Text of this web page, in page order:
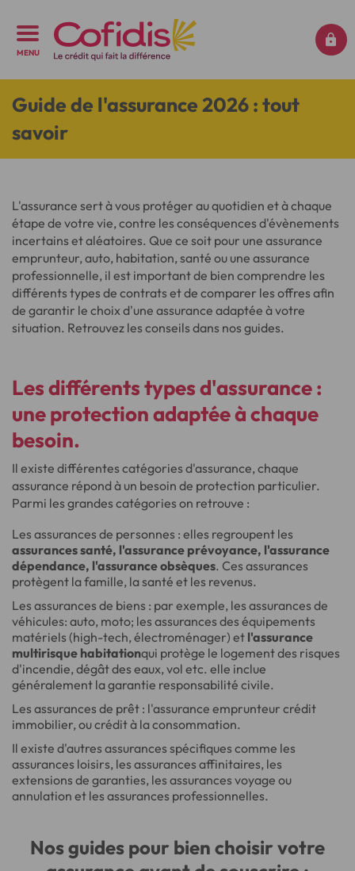
MENU
Guide de l'assurance 2026 : tout
savoir
L'assurance sert à vous protéger au quotidien et à chaque
étape de votre vie, contre les conséquences d'évènements
incertains et aléatoires. Que ce soit pour une assurance
emprunteur, auto, habitation, santé ou une assurance
professionnelle, il est important de bien comprendre les
différents types de contrats et de comparer les offres afin
de garantir le choix d'une assurance adaptée à votre
situation. Retrouvez les conseils dans nos guides.
Les différents types d'assurance :
une protection adaptée à chaque
besoin.
Il existe différentes catégories d'assurance, chaque
assurance répond à un besoin de protection particulier.
Parmi les grandes catégories on retrouve :
Les assurances de personnes : elles regroupent les
assurances santé, l'assurance prévoyance, l'assurance
dépendance, l'assurance obsèques. Ces assurances
protègent la famille, la santé et les revenus.
Les assurances de biens : par exemple, les assurances de
véhicules: auto, moto; les assurances des équipements
matériels (high-tech, électroménager) et l'assurance
multirisque habitationqui protège le logement des risques
d'incendie, dégât des eaux, vol etc. elle inclue
généralement la garantie responsabilité civile.
Les assurances de prêt : l'assurance emprunteur crédit
immobilier, ou crédit à la consommation.
Il existe d'autres assurances spécifiques comme les
assurances loisirs, les assurances affinitaires, les
extensions de garanties, les assurances voyage ou
annulation et les assurances professionnelles.
Nos guides pour bien choisir votre